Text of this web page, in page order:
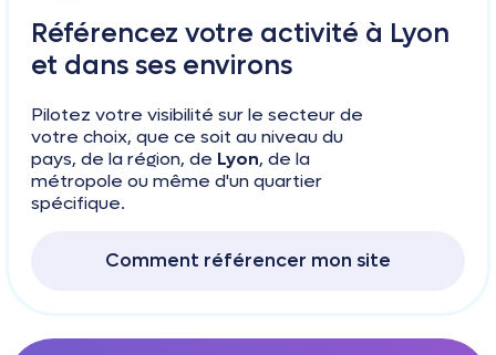
Référencez votre activité à Lyon
et dans ses environs
Pilotez votre visibilité sur le secteur de
votre choix, que ce soit au niveau du
pays, de la région, de Lyon, de la
métropole ou même d'un quartier
spécifique.
Comment référencer mon site